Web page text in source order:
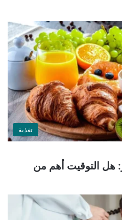
تغذية
هل التوقيت أهم من